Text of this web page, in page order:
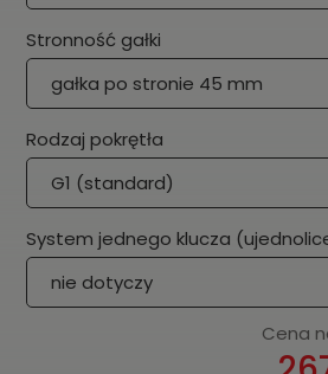
Stronność gałki
gałka po stronie 45 mm
Rodzaj pokrętła
G1 (standard)
System jednego klucza
nie dotyczy
Cena